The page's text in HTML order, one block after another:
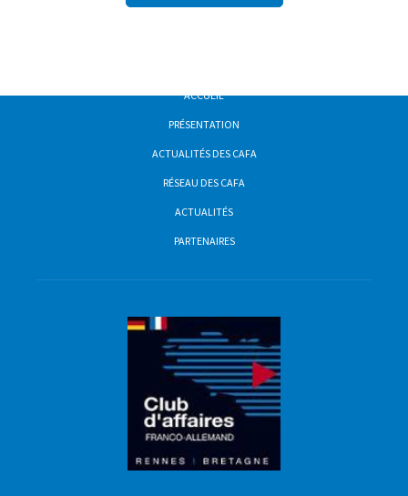
ACCUEIL
PRÉSENTATION
ACTUALITÉS DES CAFA
RÉSEAU DES CAFA
ACTUALITÉS
PARTENAIRES